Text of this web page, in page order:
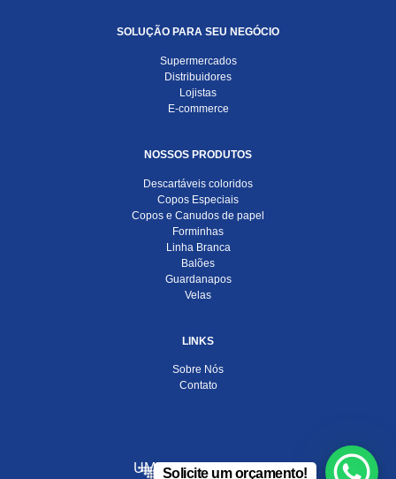
SOLUÇÃO PARA SEU NEGÓCIO
Supermercados
Distribuidores
Lojistas
E-commerce
NOSSOS PRODUTOS
Descartáveis coloridos
Copos Especiais
Copos e Canudos de papel
Forminhas
Linha Branca
Balões
Guardanapos
Velas
LINKS
Sobre Nós
Contato
UMA EMPRESA DO
Solicite um orçamento!